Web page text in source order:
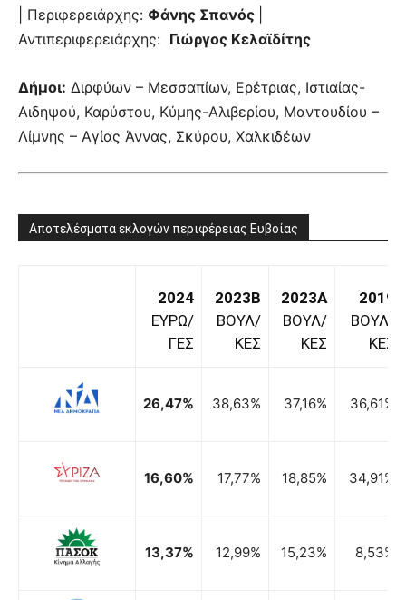
| Περιφερειάρχης: Φάνης Σπανός
Αντιπεριφερειάρχης: Γιώργος Κελαϊδίτης
Δήμοι: Διρφύων – Μεσσαπίων, Ερέτριας, Ιστιαίας-
Αιδηψού, Καρύστου, Κύμης-Αλιβερίου, Μαντουδίου –
Λίμνης – Αγίας Άννας, Σκύρου, Χαλκιδέων
Αποτελέσματα εκλογών περιφέρειας Ευβοίας
2024
ΕΥΡΩ/
ΓΕΣ
2023B
ΒΟΥΛ/
ΚΕΣ
2023A
ΒΟΥΛ/
ΚΕΣ
2019
ΒΟΥΛ/
ΚΕΣ
26,47% 38,63% 37,16% 36,61%
16,60% 17,77% 18,85% 34,91%
13,37% 12,99% 15,23% 8,53%